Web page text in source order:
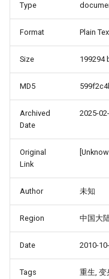
Type
Format Plain
Size 199294
MD5
Archived
Date
2025-
Original
Link
Author 未知
Region 中国大
Date 2010-
Tags
重生, 变